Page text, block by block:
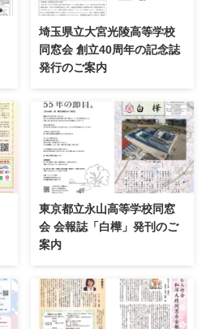
埼玉県立大宮光陵高等学校
同窓会 創立40周年の記念誌
発行のご案内
東京都立永山高等学校同窓
会 会報誌「白樺」発刊のご
案内